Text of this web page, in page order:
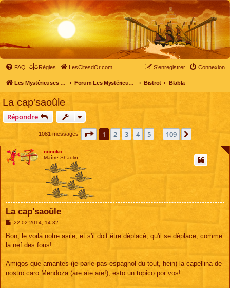
FAQ Règles LesCitesdOr.com Connexion
S’enregistrer
Les Mystérieuses Cités d'Or - LesCitesdOr.com Forum Les Mystérieuses Cités d'Or Bistrot Blabla
La cap'saoûle
Répondre
1081 messages Page 1sur109
1 2 3 4 5 109
nonoko
Maître Shaolin
La cap'saoûle
M
s
a
22 02 2014, 14:32
Bon, le voilà notre asile, et s'il doit être déplacé, qu'il se déplace, comme
la nef des fous!
Amigos que amantes (je parle pas espagnol du tout, hein) la capellina de
nostro caro Mendoza (aïe aïe aïe!), esto un topico por vos!